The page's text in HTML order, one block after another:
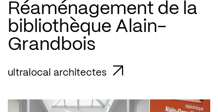
Réaménagement de la
bibliothèque Alain-
Grandbois
ultralocal architectes